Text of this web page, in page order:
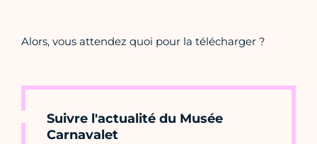
Alors, vous attendez quoi pour la télécharger ?
Suivre l'actualité du Musée
Carnavalet